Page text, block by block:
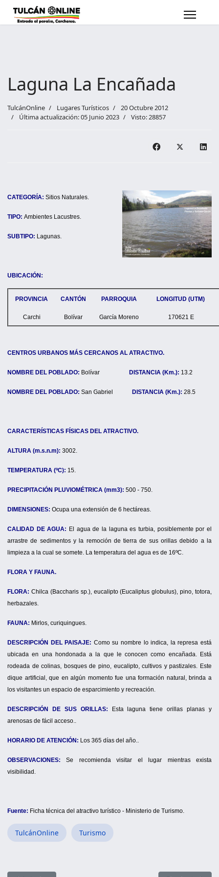
Laguna La Encañada
TulcánOnline Lugares Turísticos
20 Octubre 2012
Última actualización: 05 Junio 2023
Visto: 28857
CATEGORÍA: Sitios Naturales.
TIPO: Ambientes Lacustres.
SUBTIPO: Lagunas.
UBICACIÓN:
PROVINCIA CANTÓN PARROQUIA LONGITUD (UTM)
Carchi Bolívar García Moreno 170621 E
CENTROS URBANOS MÁS CERCANOS AL ATRACTIVO.
NOMBRE DEL POBLADO: Bolívar DISTANCIA (Km.): 13.2
NOMBRE DEL POBLADO: San Gabriel DISTANCIA (Km.): 28.5
CARACTERÍSTICAS FÍSICAS DEL ATRACTIVO.
ALTURA (m.s.n.m): 3002.
TEMPERATURA (ºC): 15.
PRECIPITACIÓN PLUVIOMÉTRICA (mm3): 500 - 750.
DIMENSIONES: Ocupa una extensión de 6 hectáreas.
CALIDAD DE AGUA: El agua de la laguna es turbia, posiblemente por el
arrastre de sedimentos y la remoción de tierra de sus orillas debido a la
limpieza a la cual se somete. La temperatura del agua es de 16ºC.
FLORA Y FAUNA.
FLORA: Chilca (Baccharis sp.), eucalipto (Eucaliptus globulus), pino, totora,
herbazales.
FAUNA: Mirlos, curiquingues.
DESCRIPCIÓN DEL PAISAJE: Como su nombre lo indica, la represa está
ubicada en una hondonada a la que le conocen como encañada. Está
rodeada de colinas, bosques de pino, eucalipto, cultivos y pastizales. Este
dique artificial, que en algún momento fue una formación natural, brinda a
los visitantes un espacio de esparcimiento y recreación.
DESCRIPCIÓN DE SUS ORILLAS: Esta laguna tiene orillas planas y
arenosas de fácil acceso..
HORARIO DE ATENCIÓN: Los 365 días del año..
OBSERVACIONES: Se recomienda visitar el lugar mientras exista
visibilidad.
Fuente: Ficha técnica del atractivo turístico - Ministerio de Turismo.
TulcánOnline Turismo